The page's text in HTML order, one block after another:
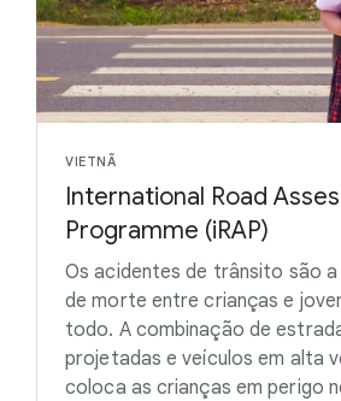
VIETNÃ
International Road
Programme (iRAP)
Os acidentes de trânsito são a
de morte entre crianças e
todo. A combinação de
projetadas e veículos em alta
coloca as crianças em perigo